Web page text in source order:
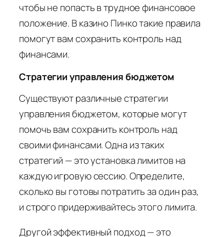
чтобы не попасть в трудное финансовое
положение. В казино Пинко такие правила
помогут вам сохранить контроль над
финансами.
Стратегии управления бюджетом
Существуют различные стратегии
управления бюджетом, которые могут
помочь вам сохранить контроль над
своими финансами. Одна из таких
стратегий — это установка лимитов на
каждую игровую сессию. Определите,
сколько вы готовы потратить за один раз,
и строго придерживайтесь этого лимита.
Другой эффективный подход — это